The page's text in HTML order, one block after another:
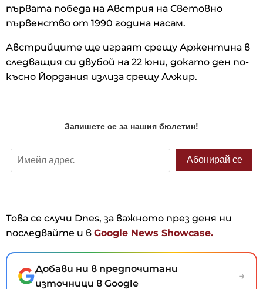
първата победа на Австрия на Световно
първенство от 1990 година насам.
Австрийците ще играят срещу Аржентина в
следващия си двубой на 22 юни, докато ден по-
късно Йордания излиза срещу Алжир.
Това се случи Dnes, за важното през деня ни
последвайте и в Google News Showcase.
Добави ни в предпочитани
източници в Google
→